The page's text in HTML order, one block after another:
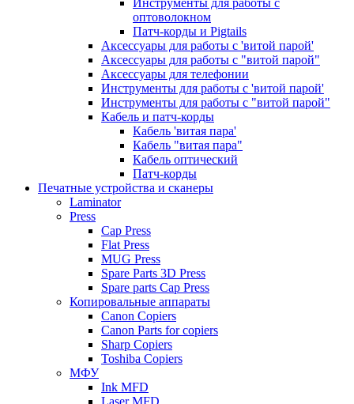
Инструменты для работы с
оптоволокном
Патч-корды и Pigtails
Аксессуары для работы с 'витой парой'
Аксессуары для работы с "витой парой"
Аксессуары для телефонии
Инструменты для работы с 'витой парой'
Инструменты для работы с "витой парой"
Кабель и патч-корды
Кабель 'витая пара'
Кабель "витая пара"
Кабель оптический
Патч-корды
Печатные устройства и сканеры
Laminator
Press
Cap Press
Flat Press
MUG Press
Spare Parts 3D Press
Spare parts Cap Press
Копировальные аппараты
Canon Copiers
Canon Parts for copiers
Sharp Copiers
Toshiba Copiers
МФУ
Ink MFD
Laser MFD